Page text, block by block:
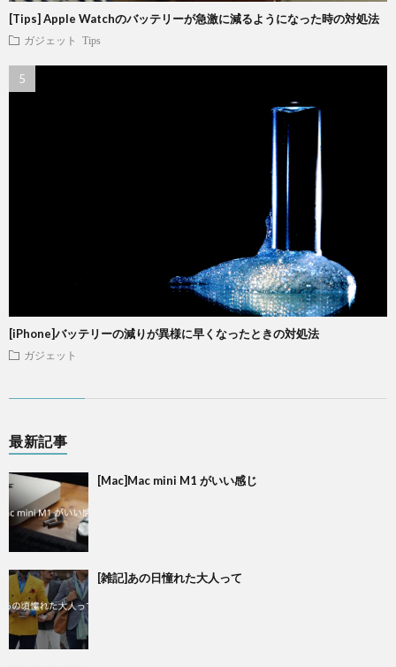
[Tips] Apple Watchのバッテリーが急激に減るようになった時の対処法
ガジェット Tips
[iPhone]バッテリーの減りが異様に早くなったときの対処法
ガジェット
最新記事
[Mac]Mac mini M1 がいい感じ
[雑記]あの日憧れた大人って